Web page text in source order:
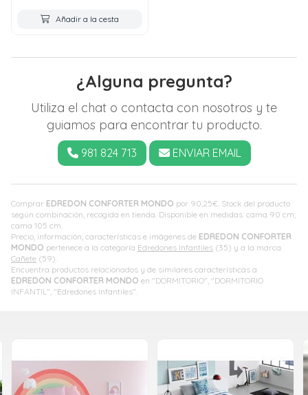
Comprar EDREDON CONFORTER MONDO por 90,25€ . Stock del producto
según combinación, recogida en tienda. Disponible en medidas: cama 90 cm;
cama 105 cm.
Precio, información, características e imágenes de EDREDON CONFORTER
MONDO pertenece a la categoría Edredones Infantiles (35) y a la marca
Cañete (59).
Encuentra productos relacionados y de similares características a
EDREDON CONFORTER MONDO en "DORMITORIO", "DORMITORIO
INFANTIL", "Edredones Infantiles".
Añadir a la cesta
¿Alguna pregunta?
Utiliza el chat o contacta con nosotros y te
guiamos para encontrar tu producto.
981 824 713 ENVIAR EMAIL